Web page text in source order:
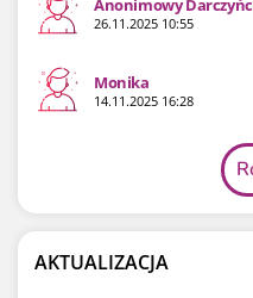
Anonimowy
26.11.2025 10:55
Monika
14.11.2025 16:28
AKTUALIZACJA